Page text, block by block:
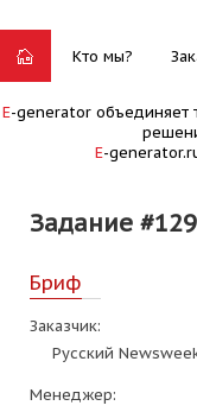
Кто мы?
E-generator объединяет
E-
Задание
Бриф
Заказчик:
Русский
Менеджер: